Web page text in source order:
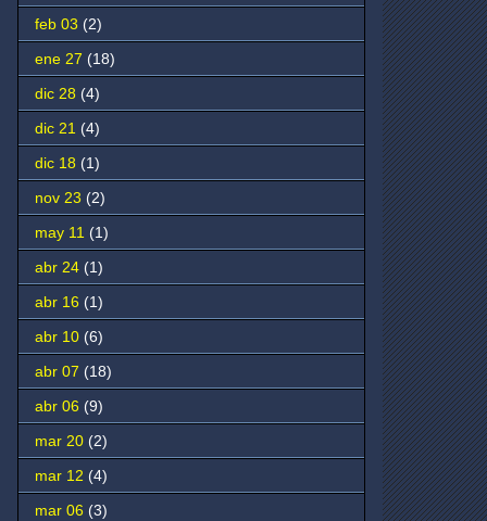
feb 03 (2)
ene 27 (18)
dic 28 (4)
dic 21 (4)
dic 18 (1)
nov 23 (2)
may 11 (1)
abr 24 (1)
abr 16 (1)
abr 10 (6)
abr 07 (18)
abr 06 (9)
mar 20 (2)
mar 12 (4)
mar 06 (3)